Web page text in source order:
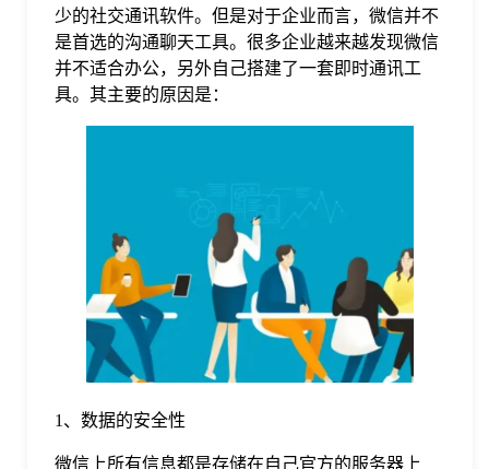
常
少的社交通讯软件。但是对于企业而言，微信并不
是首选的沟通聊天工具。很多企业越来越发现微信
并不适合办公，另外自己搭建了一套即时通讯工
具。其主要的原因是：
1、数据的安全性
微信上所有信息都是存储在自己官方的服务器上